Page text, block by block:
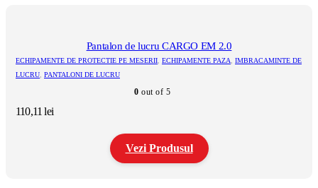
variații.
Opțiunile
pot
alese
în
Pantalon de lucru CARGO EM 2.0
ECHIPAMENTE DE PROTECTIE PE MESERII, ECHIPAMENTE PAZA, IMBRACAMINTE DE
LUCRU, PANTALONI DE LUCRU
0 out of 5
110,11lei
Vezi Produsul